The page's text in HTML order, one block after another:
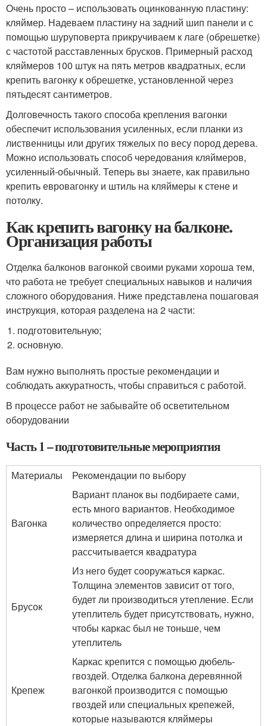
Очень просто – использовать оцинкованную пластину:
кляймер. Надеваем пластину на задний шип панели и с
помощью шуруповерта прикручиваем к лаге (обрешетке)
с частотой расставленных брусков. Примерный расход
кляймеров 100 штук на пять метров квадратных, если
крепить вагонку к обрешетке, установленной через
пятьдесят сантиметров.
Долговечность такого способа крепления вагонки
обеспечит использования усиленных, если планки из
лиственницы или других тяжелых по весу пород дерева.
Можно использовать способ чередования кляймеров,
усиленный-обычный. Теперь вы знаете, как правильно
крепить евровагонку и штиль на кляймеры к стене и
потолку.
Как крепить вагонку на балконе.
Организация работы
Отделка балконов вагонкой своими руками хороша тем,
что работа не требует специальных навыков и наличия
сложного оборудования. Ниже представлена пошаговая
инструкция, которая разделена на 2 части:
подготовительную;
основную.
Вам нужно выполнять простые рекомендации и
соблюдать аккуратность, чтобы справиться с работой.
В процессе работ не забывайте об осветительном
оборудовании
Часть 1 – подготовительные мероприятия
Материалы Рекомендации по выбору
Вагонка
Вариант планок вы подбираете сами,
есть много вариантов. Необходимое
количество определяется просто:
измеряется длина и ширина потолка и
рассчитывается квадратура
Брусок
Из него будет сооружаться каркас.
Толщина элементов зависит от того,
будет ли производиться утепление. Если
утеплитель будет присутствовать, нужно,
чтобы каркас был не тоньше, чем
утеплитель
Крепеж
Каркас крепится с помощью дюбель-
гвоздей. Отделка балкона деревянной
вагонкой производится с помощью
гвоздей или специальных крепежей,
которые называются кляймеры